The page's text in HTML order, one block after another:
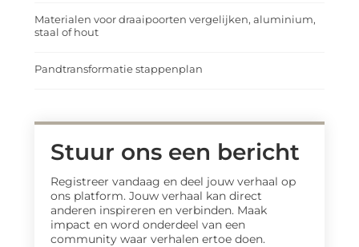
Materialen voor draaipoorten vergelijken, aluminium,
staal of hout
Pandtransformatie stappenplan
Stuur ons een bericht
Registreer vandaag en deel jouw verhaal op
ons platform. Jouw verhaal kan direct
anderen inspireren en verbinden. Maak
impact en word onderdeel van een
community waar verhalen ertoe doen.